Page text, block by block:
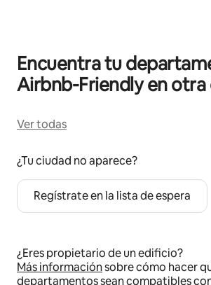
Encuentra tu
Airbnb-Friendly en otra
Ver todas
¿Tu ciudad no aparece?
Regístrate en la lista de espera
¿Eres propietario de un edificio?
Más informaciónsobre cómo hacer
departamentos sean compatibles